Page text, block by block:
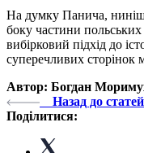
На думку Панича,
боку частини польських
вибірковий підхід до
суперечливих сторінок
Автор: Богдан
Назад до статей
Поділитися: